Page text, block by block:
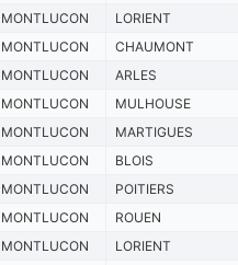
MONTLUCON LORIENT
MONTLUCON CHAUMONT
MONTLUCON ARLES
MONTLUCON MULHOUSE
MONTLUCON MARTIGUES
MONTLUCON BLOIS
MONTLUCON POITIERS
MONTLUCON ROUEN
MONTLUCON LORIENT